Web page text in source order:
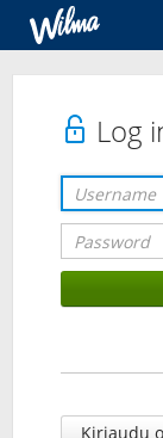
Log
Kirjaudu